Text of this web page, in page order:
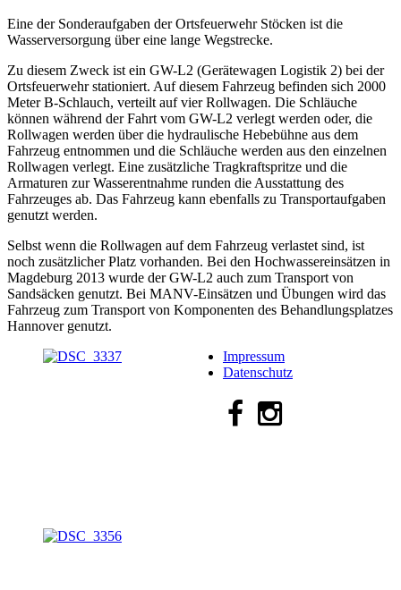
Eine der Sonderaufgaben der Ortsfeuerwehr Stöcken ist die
Wasserversorgung über eine lange Wegstrecke.
Zu diesem Zweck ist ein GW-L2 (Gerätewagen Logistik 2) bei der
Ortsfeuerwehr stationiert. Auf diesem Fahrzeug befinden sich 2000
Meter B-Schlauch, verteilt auf vier Rollwagen. Die Schläuche
können während der Fahrt vom GW-L2 verlegt werden oder, die
Rollwagen werden über die hydraulische Hebebühne aus dem
Fahrzeug entnommen und die Schläuche werden aus den einzelnen
Rollwagen verlegt. Eine zusätzliche Tragkraftspritze und die
Armaturen zur Wasserentnahme runden die Ausstattung des
Fahrzeuges ab. Das Fahrzeug kann ebenfalls zu Transportaufgaben
genutzt werden.
Selbst wenn die Rollwagen auf dem Fahrzeug verlastet sind, ist
noch zusätzlicher Platz vorhanden. Bei den Hochwassereinsätzen in
Magdeburg 2013 wurde der GW-L2 auch zum Transport von
Sandsäcken genutzt. Bei MANV-Einsätzen und Übungen wird das
Fahrzeug zum Transport von Komponenten des Behandlungsplatzes
Hannover genutzt.
Impressum
Datenschutz